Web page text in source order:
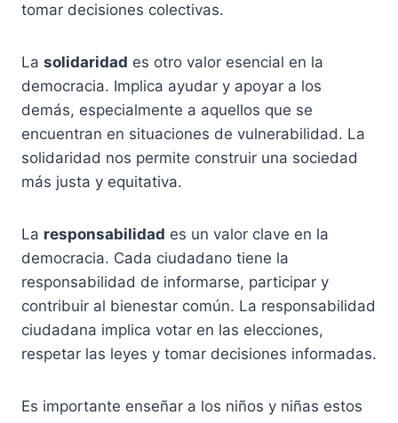
tomar decisiones colectivas.
La solidaridad es otro valor esencial en la
democracia. Implica ayudar y apoyar a los
demás, especialmente a aquellos que se
encuentran en situaciones de vulnerabilidad. La
solidaridad nos permite construir una sociedad
más justa y equitativa.
La responsabilidad es un valor clave en la
democracia. Cada ciudadano tiene la
responsabilidad de informarse, participar y
contribuir al bienestar común. La responsabilidad
ciudadana implica votar en las elecciones,
respetar las leyes y tomar decisiones informadas.
Es importante enseñar a los niños y niñas estos